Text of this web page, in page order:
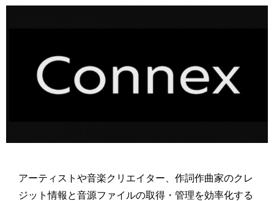
アーティストや音楽クリエイター、作詞作曲家のクレ
ジット情報と音源ファイルの取得・管理を効率化する